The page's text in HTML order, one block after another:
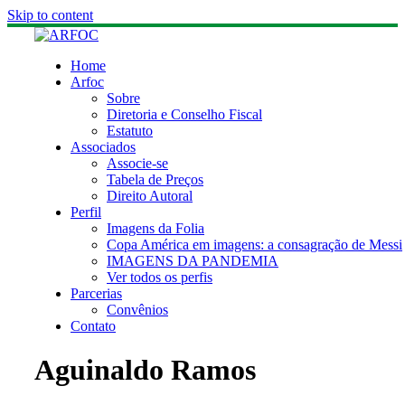
Skip to content
Home
Arfoc
Sobre
Diretoria e Conselho Fiscal
Estatuto
Associados
Associe-se
Tabela de Preços
Direito Autoral
Perfil
Imagens da Folia
Copa América em imagens: a consagração de Messi
IMAGENS DA PANDEMIA
Ver todos os perfis
Parcerias
Convênios
Contato
Aguinaldo Ramos